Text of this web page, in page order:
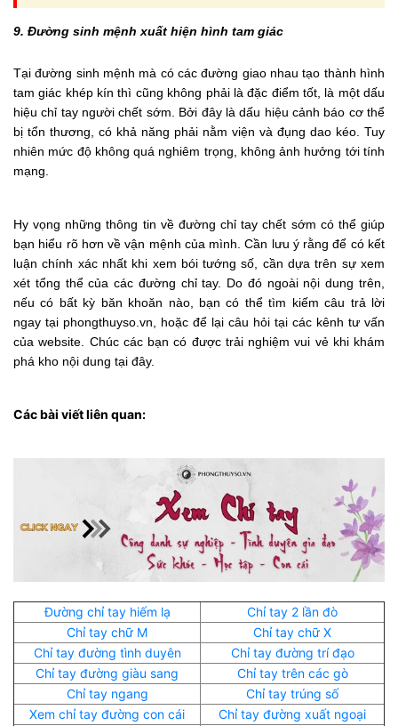
9. Đường sinh mệnh xuất hiện hình tam giác
Tại đường sinh mệnh mà có các đường giao nhau tạo thành hình
tam giác khép kín thì cũng không phải là đặc điểm tốt, là một dấu
hiệu chỉ tay người chết sớm. Bởi đây là dấu hiệu cảnh báo cơ thể
bị tổn thương, có khả năng phải nằm viện và đụng dao kéo. Tuy
nhiên mức độ không quá nghiêm trọng, không ảnh hưởng tới tính
mạng.
Hy vọng những thông tin về đường chỉ tay chết sớm có thể giúp
bạn hiểu rõ hơn về vận mệnh của mình. Cần lưu ý rằng để có kết
luận chính xác nhất khi xem bói tướng số, cần dựa trên sự xem
xét tổng thể của các đường chỉ tay. Do đó ngoài nội dung trên,
nếu có bất kỳ băn khoăn nào, bạn có thể tìm kiếm câu trả lời
ngay tại phongthuyso.vn, hoặc để lại câu hỏi tại các kênh tư vấn
của website. Chúc các bạn có được trải nghiệm vui vẻ khi khám
phá kho nội dung tại đây.
Các bài viết liên quan:
Đường chỉ tay hiếm lạ
Chỉ tay 2 lần đò
Chỉ tay chữ M
Chỉ tay chữ X
Chỉ tay đường tình duyên
Chỉ tay đường trí đạo
Chỉ tay đường giàu sang
Chỉ tay trên các gò
Chỉ tay ngang
Chỉ tay trúng số
Xem chỉ tay đường con cái
Chỉ tay đường xuất ngoại